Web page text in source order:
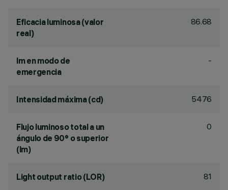
Eficacia luminosa (valor
real)
86.68
lm en modo de
emergencia
-
Intensidad máxima (cd) 5476
Flujo luminoso total a un
ángulo de 90° o superior
(lm)
0
Light output ratio (LOR) 81